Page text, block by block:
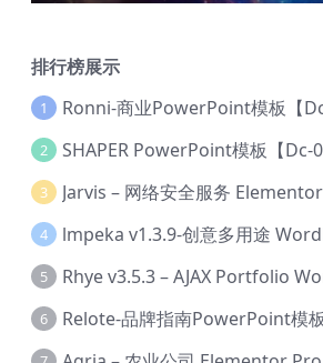
排行榜展示
1 Ronni-商业PowerPoint模板【
2 SHAPER PowerPoint模板【Dc-
3
4
5
6 Relote-品牌指南PowerPoint模板